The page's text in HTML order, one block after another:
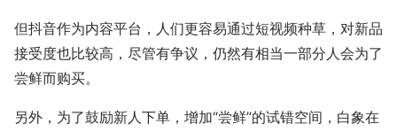
但抖音作为内容平台，人们更容易通过短视频种草，对新品
接受度也比较高，尽管有争议，仍然有相当一部分人会为了
尝鲜而购买。
另外，为了鼓励新人下单，增加“尝鲜”的试错空间，白象在